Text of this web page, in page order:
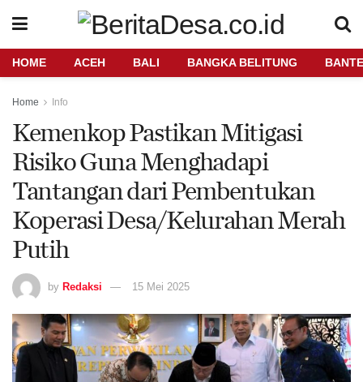
HOME ACEH BALI BANGKA BELITUNG
Home Info
Kemenkop Pastikan Mitigasi
Risiko Guna Menghadapi
Tantangan dari Pembentukan
Koperasi Desa/Kelurahan Merah
Putih
by Redaksi 15 Mei 2025